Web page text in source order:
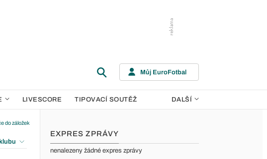
Můj EuroFotbal
LIVESCORE TIPOVACÍ SOUTĚŽ DALŠÍ
do záložek
EXPRES ZPRÁVY
nenalezeny žádné expres zprávy